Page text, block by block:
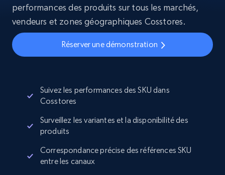
performances des produits sur tous les marchés,
vendeurs et zones géographiques Cosstores.
Réserver une démonstration
Suivez les performances des SKU dans
Cosstores
Surveillez les variantes et la disponibilité des
produits
Correspondance précise des références SKU
entre les canaux